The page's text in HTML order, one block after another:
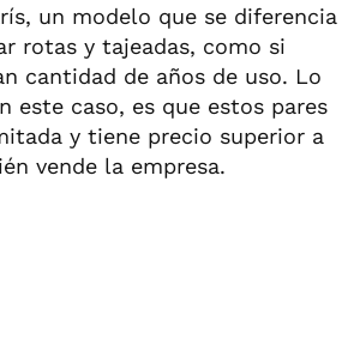
un modelo que se diferencia
rotas y tajeadas, como si
cantidad de años de uso. Lo
este caso, es que estos pares
y tiene precio superior a
vende la empresa.